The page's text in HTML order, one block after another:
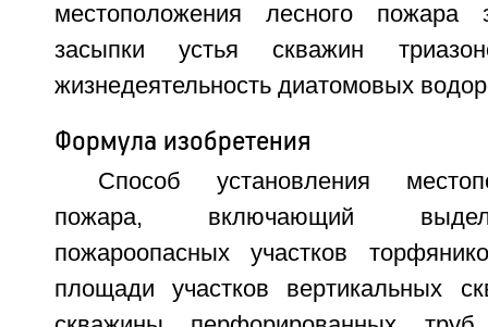
местоположения лесного пожара
засыпки устья скважин
жизнедеятельность диатомовых
Формула изобретения
Способ установления
пожара, включающий
пожароопасных участков
площади участков вертикальных